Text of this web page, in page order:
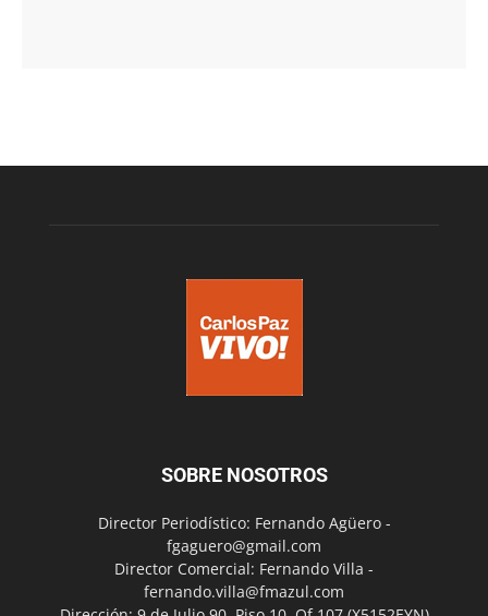
SOBRE NOSOTROS
Director Periodístico: Fernando Agüero -
fgaguero@gmail.com
Director Comercial: Fernando Villa -
fernando.villa@fmazul.com